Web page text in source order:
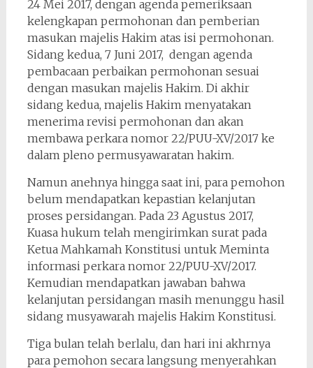
24 Mei 2017, dengan agenda pemeriksaan
kelengkapan permohonan dan pemberian
masukan majelis Hakim atas isi permohonan.
Sidang kedua, 7 Juni 2017, dengan agenda
pembacaan perbaikan permohonan sesuai
dengan masukan majelis Hakim. Di akhir
sidang kedua, majelis Hakim menyatakan
menerima revisi permohonan dan akan
membawa perkara nomor 22/PUU-XV/2017 ke
dalam pleno permusyawaratan hakim.
Namun anehnya hingga saat ini, para pemohon
belum mendapatkan kepastian kelanjutan
proses persidangan. Pada 23 Agustus 2017,
Kuasa hukum telah mengirimkan surat pada
Ketua Mahkamah Konstitusi untuk Meminta
informasi perkara nomor 22/PUU-XV/2017.
Kemudian mendapatkan jawaban bahwa
kelanjutan persidangan masih menunggu hasil
sidang musyawarah majelis Hakim Konstitusi.
Tiga bulan telah berlalu, dan hari ini akhrnya
para pemohon secara langsung menyerahkan